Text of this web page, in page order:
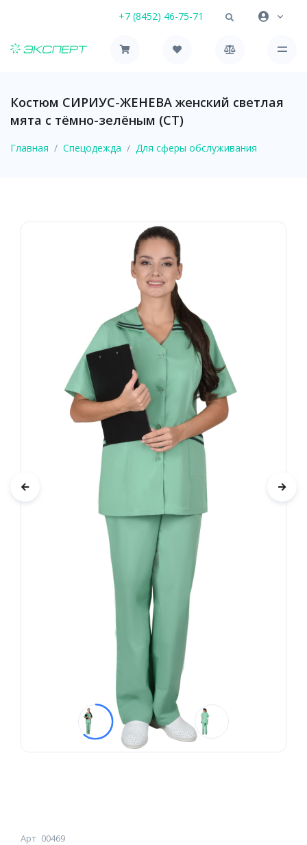
+7 (8452) 46-75-71
Костюм СИРИУС-ЖЕНЕВА женский светлая
мята с тёмно-зелёным (СТ)
Главная Спецодежда Для сферы обслуживания
Арт 00469